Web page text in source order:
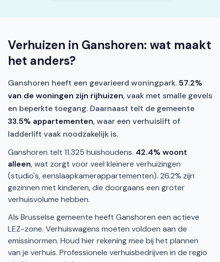
Verhuizen in Ganshoren: wat maakt
het anders?
Ganshoren heeft een gevarieerd woningpark. 57.2%
van de woningen zijn rijhuizen, vaak met smalle gevels
en beperkte toegang. Daarnaast telt de gemeente
33.5% appartementen, waar een verhuislift of
ladderlift vaak noodzakelijk is.
Ganshoren telt 11.325 huishoudens. 42.4% woont
alleen, wat zorgt voor veel kleinere verhuizingen
(studio's, eenslaapkamerappartementen). 26.2% zijn
gezinnen met kinderen, die doorgaans een groter
verhuisvolume hebben.
Als Brusselse gemeente heeft Ganshoren een actieve
LEZ-zone. Verhuiswagens moeten voldoen aan de
emissinormen. Houd hier rekening mee bij het plannen
van je verhuis. Professionele verhuisbedrijven in de regio